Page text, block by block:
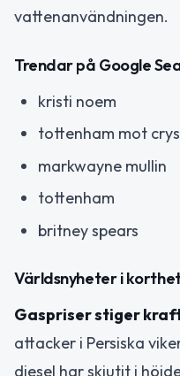
vattenanvändningen.
Trendar på Google
kristi noem
tottenham mot
markwayne mullin
tottenham
britney spears
Världsnyheter i
Gaspriser stiger
attacker i Persiska
diesel har skjutit i